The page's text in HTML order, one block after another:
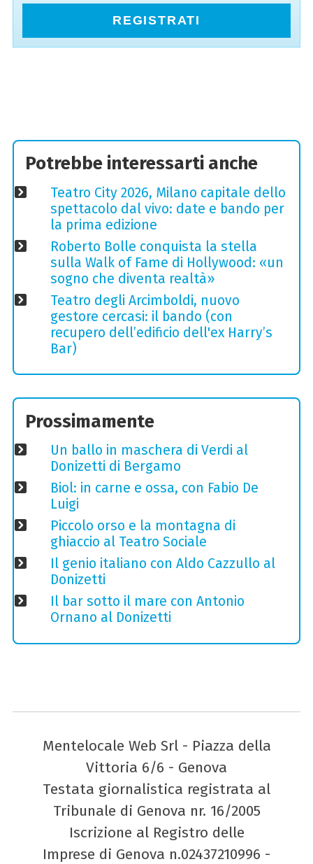
REGISTRATI
Potrebbe interessarti anche
Teatro City 2026, Milano capitale dello
spettacolo dal vivo: date e bando per
la prima edizione
Roberto Bolle conquista la stella
sulla Walk of Fame di Hollywood: «un
sogno che diventa realtà»
Teatro degli Arcimboldi, nuovo
gestore cercasi: il bando (con
recupero dell’edificio dell'ex Harry’s
Bar)
Prossimamente
Un ballo in maschera di Verdi al
Donizetti di Bergamo
Biol: in carne e ossa, con Fabio De
Luigi
Piccolo orso e la montagna di
ghiaccio al Teatro Sociale
Il genio italiano con Aldo Cazzullo al
Donizetti
Il bar sotto il mare con Antonio
Ornano al Donizetti
Mentelocale Web Srl - Piazza della
Vittoria 6/6 - Genova
Testata giornalistica registrata al
Tribunale di Genova nr. 16/2005
Iscrizione al Registro delle
Imprese di Genova n.02437210996 -